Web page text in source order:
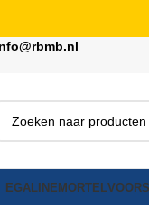
EGALINEMORTEL